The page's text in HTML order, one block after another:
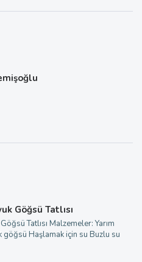
Göğsü Tatlısı
Tatlısı Malzemeler: Yarım
göğsü Haşlamak için su Buzlu su